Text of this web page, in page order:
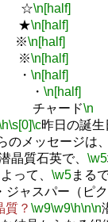
\n[half]
\n[half]
\n[half] チ
\n[half]
\n[half] チ
\n[half]
ャード\n
\s[0]\c昨日の誕生
のメッセージは、
晶質石英で、 \w5
って、 \w5まる
ャスパー（ピ
質？ \w9\w9\h\n\n